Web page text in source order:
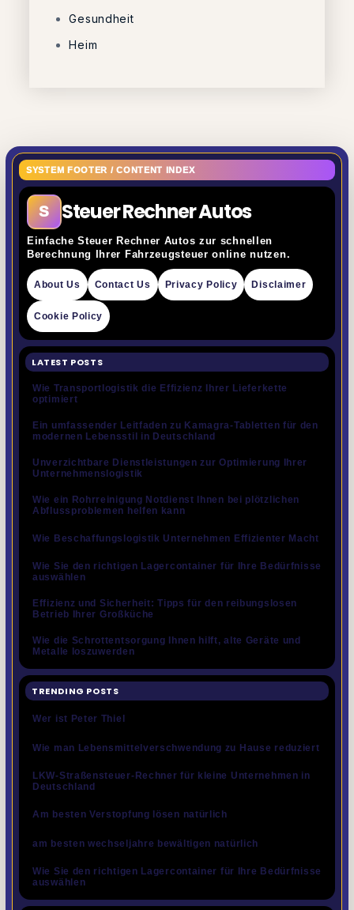
Gesundheit
Heim
SYSTEM FOOTER / CONTENT INDEX
S Steuer Rechner Autos
Einfache Steuer Rechner Autos zur schnellen
Berechnung Ihrer Fahrzeugsteuer online nutzen.
About Us Contact Us Privacy Policy Disclaimer
Cookie Policy
LATEST POSTS
Wie Transportlogistik die Effizienz Ihrer Lieferkette
optimiert
Ein umfassender Leitfaden zu Kamagra-Tabletten für den
modernen Lebensstil in Deutschland
Unverzichtbare Dienstleistungen zur Optimierung Ihrer
Unternehmenslogistik
Wie ein Rohrreinigung Notdienst Ihnen bei plötzlichen
Abflussproblemen helfen kann
Wie Beschaffungslogistik Unternehmen Effizienter Macht
Wie Sie den richtigen Lagercontainer für Ihre Bedürfnisse
auswählen
Effizienz und Sicherheit: Tipps für den reibungslosen
Betrieb Ihrer Großküche
Wie die Schrottentsorgung Ihnen hilft, alte Geräte und
Metalle loszuwerden
TRENDING POSTS
Wer ist Peter Thiel
Wie man Lebensmittelverschwendung zu Hause reduziert
LKW-Straßensteuer-Rechner für kleine Unternehmen in
Deutschland
Am besten Verstopfung lösen natürlich
am besten wechseljahre bewältigen natürlich
Wie Sie den richtigen Lagercontainer für Ihre Bedürfnisse
auswählen